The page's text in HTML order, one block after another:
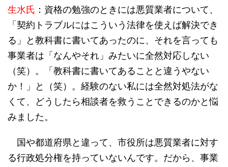
生水氏 ：資格の勉強のときには悪質業者について、
「契約トラブルにはこういう法律を使えば解決でき
る」と教科書に書いてあったのに、それを言っても
事業者は「なんやそれ」みたいに全然対応しない
（笑）。「教科書に書いてあることと違うやない
か！」と（笑）。経験のない私には全然対処法がな
くて、どうしたら相談者を救うことできるのかと悩
みました。
国や都道府県と違って、市役所は悪質業者に対す
る行政処分権を持っていないんです。だから、事業